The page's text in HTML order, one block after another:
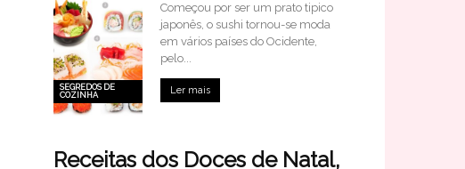
SEGREDOS DE
COZINHA
Começou por ser um prato tipico
japonês, o sushi tornou-se moda
em vários países do Ocidente,
pelo...
Ler mais
Receitas dos Doces de Natal,